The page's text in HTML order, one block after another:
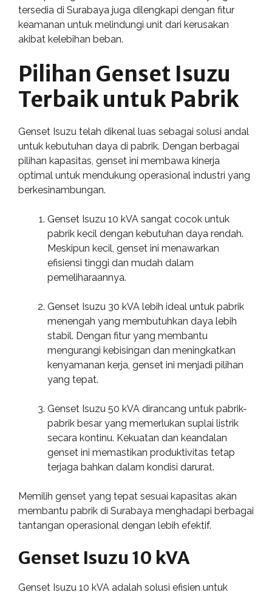
tersedia di Surabaya juga dilengkapi dengan fitur
keamanan untuk melindungi unit dari kerusakan
akibat kelebihan beban.
Pilihan Genset Isuzu
Terbaik untuk Pabrik
Genset Isuzu telah dikenal luas sebagai solusi andal
untuk kebutuhan daya di pabrik. Dengan berbagai
pilihan kapasitas, genset ini membawa kinerja
optimal untuk mendukung operasional industri yang
berkesinambungan.
Genset Isuzu 10 kVA sangat cocok untuk
pabrik kecil dengan kebutuhan daya rendah.
Meskipun kecil, genset ini menawarkan
efisiensi tinggi dan mudah dalam
pemeliharaannya.
Genset Isuzu 30 kVA lebih ideal untuk pabrik
menengah yang membutuhkan daya lebih
stabil. Dengan fitur yang membantu
mengurangi kebisingan dan meningkatkan
kenyamanan kerja, genset ini menjadi pilihan
yang tepat.
Genset Isuzu 50 kVA dirancang untuk pabrik-
pabrik besar yang memerlukan suplai listrik
secara kontinu. Kekuatan dan keandalan
genset ini memastikan produktivitas tetap
terjaga bahkan dalam kondisi darurat.
Memilih genset yang tepat sesuai kapasitas akan
membantu pabrik di Surabaya menghadapi berbagai
tantangan operasional dengan lebih efektif.
Genset Isuzu 10 kVA
Genset Isuzu 10 kVA adalah solusi efisien untuk